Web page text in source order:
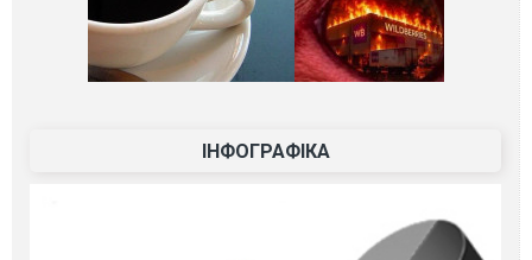
ІНФОГРАФІКА